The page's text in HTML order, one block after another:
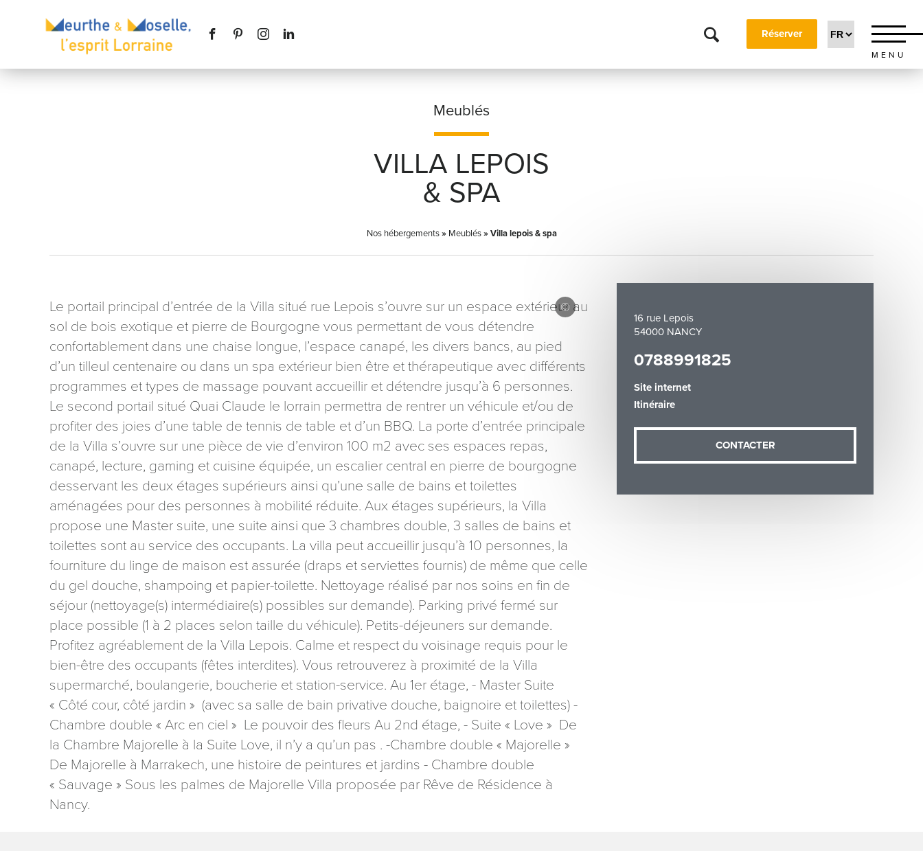
Réserver
MENU
Meublés
VILLA LEPOIS
& SPA
Nos hébergements» Meublés»Villa lepois & spa
16 rue Lepois
54000 NANCY
0788991825
Site internet
Itinéraire
CONTACTER
Le portail principal d’entrée de la Villa situé rue Lepois s’ouvre sur un espace extérieur au
sol de bois exotique et pierre de Bourgogne vous permettant de vous détendre
confortablement dans une chaise longue, l’espace canapé, les divers bancs, au pied
d’un tilleul centenaire ou dans un spa extérieur bien être et thérapeutique avec différents
programmes et types de massage pouvant accueillir et détendre jusqu’à 6 personnes.
Le second portail situé Quai Claude le lorrain permettra de rentrer un véhicule et/ou de
profiter des joies d’une table de tennis de table et d’un BBQ. La porte d’entrée principale
de la Villa s’ouvre sur une pièce de vie d’environ 100 m2 avec ses espaces repas,
canapé, lecture, gaming et cuisine équipée, un escalier central en pierre de bourgogne
desservant les deux étages supérieurs ainsi qu’une salle de bains et toilettes
aménagées pour des personnes à mobilité réduite. Aux étages supérieurs, la Villa
propose une Master suite, une suite ainsi que 3 chambres double, 3 salles de bains et
toilettes sont au service des occupants. La villa peut accueillir jusqu’à 10 personnes, la
fourniture du linge de maison est assurée (draps et serviettes fournis) de même que celle
du gel douche, shampoing et papier-toilette. Nettoyage réalisé par nos soins en fin de
séjour (nettoyage(s) intermédiaire(s) possibles sur demande). Parking privé fermé sur
place possible (1 à 2 places selon taille du véhicule). Petits-déjeuners sur demande.
Profitez agréablement de la Villa Lepois. Calme et respect du voisinage requis pour le
bien-être des occupants (fêtes interdites). Vous retrouverez à proximité de la Villa
supermarché, boulangerie, boucherie et station-service. Au 1er étage, - Master Suite
« Côté cour, côté jardin » (avec sa salle de bain privative douche, baignoire et toilettes) -
Chambre double « Arc en ciel » Le pouvoir des fleurs Au 2nd étage, - Suite « Love » De
la Chambre Majorelle à la Suite Love, il n’y a qu’un pas . -Chambre double « Majorelle »
De Majorelle à Marrakech, une histoire de peintures et jardins - Chambre double
« Sauvage » Sous les palmes de Majorelle Villa proposée par Rêve de Résidence à
Nancy.
Prénom*
Adresse email*
Les informations recueillies à partir de ce formulaire sont nécessaires au traitement de votre demande (sauf
mention contraire). Vous disposez d’un droit d’accès, de rectification et d’opposition aux données vous
concernant, que vous pouvez exercer en adressant une demande par courriel à tourisme@departement54.fr
Tourisme - 48 esplanade Jacques-Baudot CO 90019 54035 NANCY cedex
reCAPTCHA